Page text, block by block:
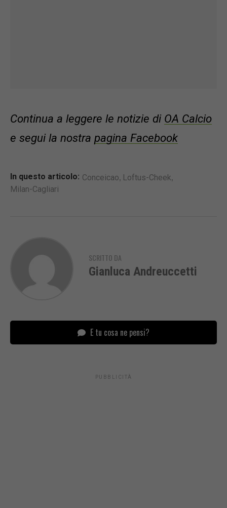
Continua a leggere le notizie di OA Calcio
e segui la nostra pagina Facebook
In questo articolo: Conceicao, Loftus-Cheek,
Milan-Cagliari
SCRITTO DA
Gianluca Andreuccetti
E tu cosa ne pensi?
PUBBLICITÀ